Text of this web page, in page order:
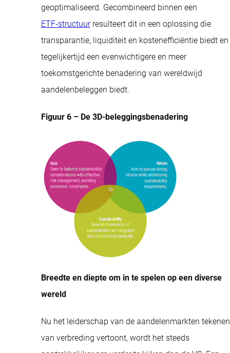
geoptimaliseerd. Gecombineerd binnen een
ETF-structuurresulteert dit in een oplossing die
transparantie, liquiditeit en kostenefficiëntie biedt en
tegelijkertijd een evenwichtigere en meer
toekomstgerichte benadering van wereldwijd
aandelenbeleggen biedt.
Figuur 6 – De 3D-beleggingsbenadering
Breedte en diepte om in te spelen op een diverse
wereld
Nu het leiderschap van de aandelenmarkten tekenen
van verbreding vertoont, wordt het steeds